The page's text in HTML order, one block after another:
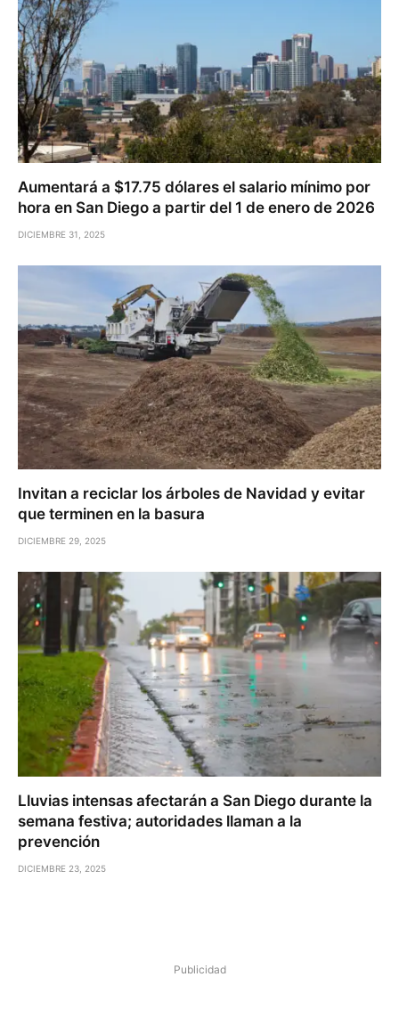
Aumentará a $17.75 dólares el salario mínimo por
hora en San Diego a partir del 1 de enero de 2026
DICIEMBRE 31, 2025
Invitan a reciclar los árboles de Navidad y evitar
que terminen en la basura
DICIEMBRE 29, 2025
Lluvias intensas afectarán a San Diego durante la
semana festiva; autoridades llaman a la
prevención
DICIEMBRE 23, 2025
Publicidad